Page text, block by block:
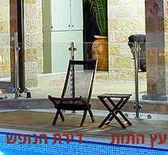
דירת הנופש עץ התות